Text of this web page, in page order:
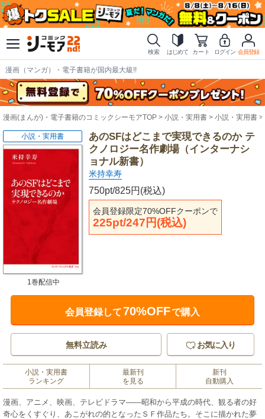
検索 はじめて カート ログイン 会員登録
漫画（マンガ）・電子書籍が国内最大級!!
漫画(まんが)・電子書籍のコミックシーモアTOP 小説・実用書 小説・実用書
あのSFはどこまで実現できるのか テ
クノロジー名作劇場（インターナシ
ョナル新書）
米持幸寿
750pt/825円(税込)
会員登録限定70%OFFクーポンで
225pt/247円(税込)
小説・実用書
1巻配信中
会員登録して70%OFFで購入
無料立読み お気に入り
小説・実用書
ランキング
最新刊
を見る
新刊
自動購入
漫画、アニメ、映画、テレビドラマ――昭和から平成の時代、観る者の好
奇心をくすぐり、あこがれの的となったＳＦ作品たち。そこに描かれた夢